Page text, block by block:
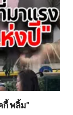
พลิ้ม”